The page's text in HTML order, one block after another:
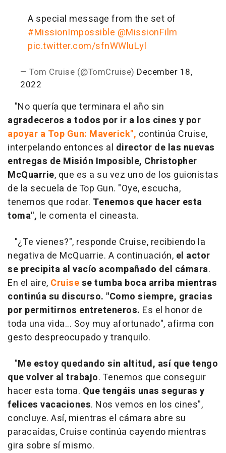
A special message from the set of
#MissionImpossible @MissionFilm
pic.twitter.com/sfnWWluLyl
— Tom Cruise (@TomCruise) December 18,
2022
"No quería que terminara el año sin
agradeceros a todos por ir a los cines y por
apoyar a Top Gun: Maverick", continúa Cruise,
interpelando entonces al director de las nuevas
entregas de Misión Imposible, Christopher
McQuarrie, que es a su vez uno de los guionistas
de la secuela de Top Gun. "Oye, escucha,
tenemos que rodar. Tenemos que hacer esta
toma", le comenta el cineasta.
"¿Te vienes?", responde Cruise, recibiendo la
negativa de McQuarrie. A continuación, el actor
se precipita al vacío acompañado del cámara.
En el aire, Cruisese tumba boca arriba mientras
continúa su discurso. "Como siempre, gracias
por permitirnos entreteneros. Es el honor de
toda una vida... Soy muy afortunado", afirma con
gesto despreocupado y tranquilo.
"Me estoy quedando sin altitud, así que tengo
que volver al trabajo. Tenemos que conseguir
hacer esta toma. Que tengáis unas seguras y
felices vacaciones. Nos vemos en los cines",
concluye. Así, mientras el cámara abre su
paracaídas, Cruise continúa cayendo mientras
gira sobre sí mismo.